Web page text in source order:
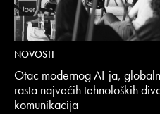
NOVOSTI
Otac modernog AI-ja,
rasta najvećih tehnoloških
komunikacija